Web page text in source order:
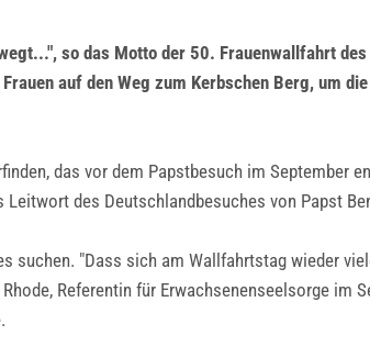
so das Motto der 50. Frauenwallfahrt
auf den Weg zum Kerbschen Berg, um
das vor dem Papstbesuch im September
des Deutschlandbesuches von Papst
suchen. "Dass sich am Wallfahrtstag wieder
Referentin für Erwachsenenseelsorge